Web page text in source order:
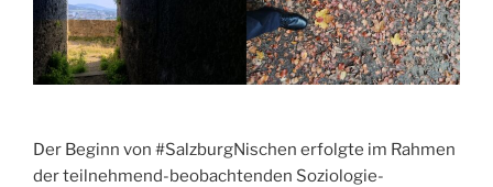
Der Beginn von #SalzburgNischen erfolgte im Rahmen
der teilnehmend-beobachtenden Soziologie-